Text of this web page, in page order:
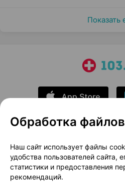
Показать
О проекте
Размещение рекламы
Публичный договор
Обработка
Наш сайт использует файлы
удобства пользователей сайта,
статистики и предоставления
рекомендаций.